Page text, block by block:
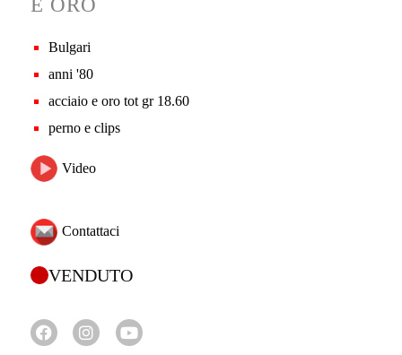
E ORO
Bulgari
anni '80
acciaio e oro tot gr 18.60
perno e clips
Video
Contattaci
VENDUTO